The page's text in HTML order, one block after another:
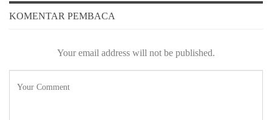
KOMENTAR PEMBACA
Your email address will not be published.